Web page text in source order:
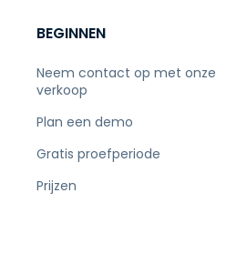
BEGINNEN
Neem contact op met onze
verkoop
Plan een demo
Gratis proefperiode
Prijzen